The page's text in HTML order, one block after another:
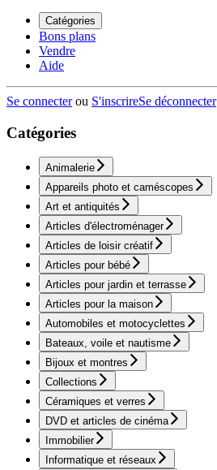
Catégories
Bons plans
Vendre
Aide
Se connecterou S'inscrireSe déconnecter
Catégories
Animalerie
Appareils photo et caméscopes
Art et antiquités
Articles d'électroménager
Articles de loisir créatif
Articles pour bébé
Articles pour jardin et terrasse
Articles pour la maison
Automobiles et motocyclettes
Bateaux, voile et nautisme
Bijoux et montres
Collections
Céramiques et verres
DVD et articles de cinéma
Immobilier
Informatique et réseaux